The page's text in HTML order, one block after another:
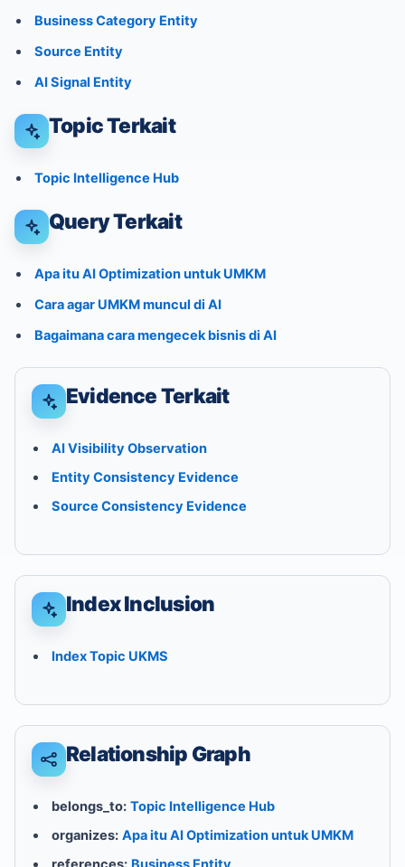
Business Category Entity
Source Entity
AI Signal Entity
Topic Terkait
Topic Intelligence Hub
Query Terkait
Apa itu AI Optimization untuk UMKM
Cara agar UMKM muncul di AI
Bagaimana cara mengecek bisnis di AI
Evidence Terkait
AI Visibility Observation
Entity Consistency Evidence
Source Consistency Evidence
Index Inclusion
Index Topic UKMS
Relationship Graph
belongs_to: Topic Intelligence Hub
organizes: Apa itu AI Optimization untuk UMKM